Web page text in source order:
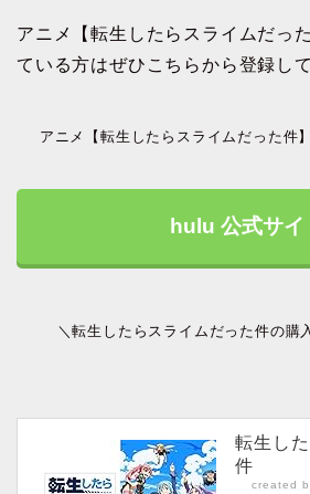
アニメ【転生したらスライムだっ
ている方はぜひこちらから登録し
アニメ【転生したらスライムだった件
hulu 公式サイ
＼転生したらスライムだった件の購
転生し
件
created